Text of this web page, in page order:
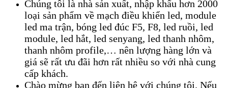
Chúng tôi là nhà sản xuất, nhập khẩu hơn 2000
loại sản phẩm về mạch điều khiển led, module
led ma trận, bóng led đúc F5, F8, led ruồi, led
module, led hắt, led senyang, led thanh nhôm,
thanh nhôm profile,… nên lượng hàng lớn và
giá sẽ rất ưu đãi hơn rất nhiều so với nhà cung
cấp khách.
Chào mừng bạn đến liên hệ với chúng tôi. Nếu